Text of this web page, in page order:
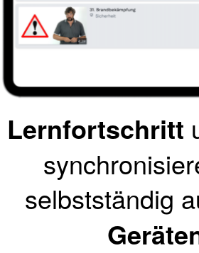
Lernfortschritt
selbstständig